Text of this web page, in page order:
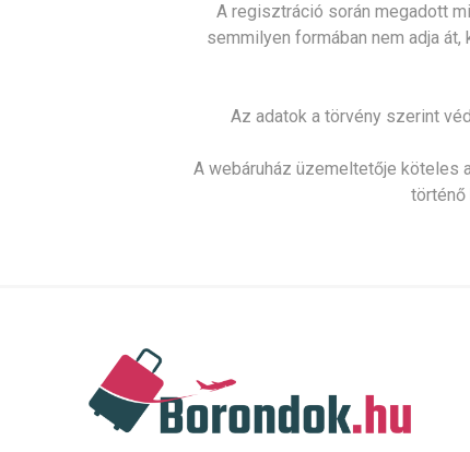
A regisztráció során megadott
semmilyen formában nem adja
Az adatok a törvény szerint
A webáruház üzemeltetője köteles
történő